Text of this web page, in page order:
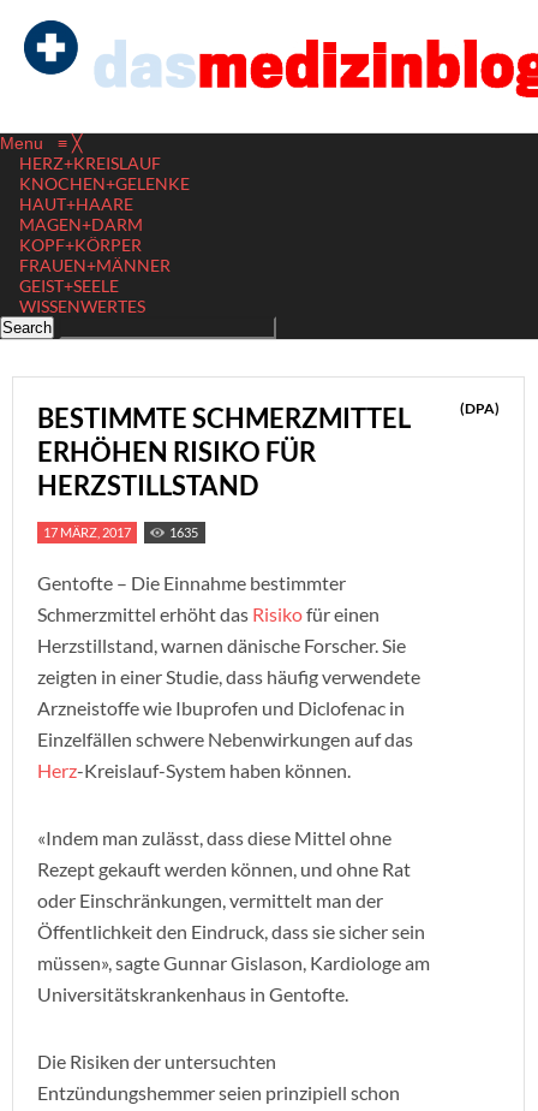
Menu ≡ ╳
HERZ+KREISLAUF
KNOCHEN+GELENKE
HAUT+HAARE
MAGEN+DARM
KOPF+KÖRPER
FRAUEN+MÄNNER
GEIST+SEELE
WISSENWERTES
BESTIMMTE SCHMERZMITTEL
ERHÖHEN RISIKO FÜR
HERZSTILLSTAND
(DPA)
17 MÄRZ, 2017 1635
Gentofte – Die Einnahme bestimmter
Schmerzmittel erhöht das Risikofür einen
Herzstillstand, warnen dänische Forscher. Sie
zeigten in einer Studie, dass häufig verwendete
Arzneistoffe wie Ibuprofen und Diclofenac in
Einzelfällen schwere Nebenwirkungen auf das
Herz-Kreislauf-System haben können.
«Indem man zulässt, dass diese Mittel ohne
Rezept gekauft werden können, und ohne Rat
oder Einschränkungen, vermittelt man der
Öffentlichkeit den Eindruck, dass sie sicher sein
müssen», sagte Gunnar Gislason, Kardiologe am
Universitätskrankenhaus in Gentofte.
Die Risiken der untersuchten
Entzündungshemmer seien prinzipiell schon